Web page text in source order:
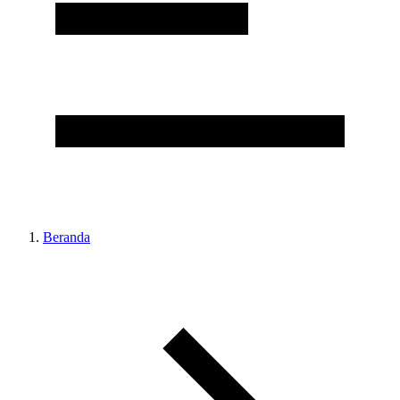
Beranda